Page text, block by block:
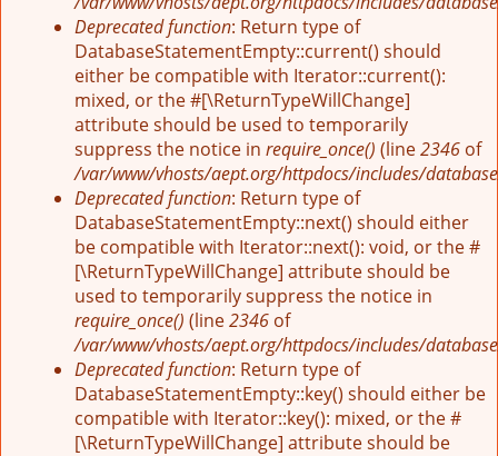
Deprecated function: Return type of
DatabaseStatementEmpty::current() should
either be compatible with Iterator::current():
mixed, or the #[\ReturnTypeWillChange]
attribute should be used to temporarily
suppress the notice in require_once() (line2346 of
/var/www/vhosts/aept.org/httpdocs/includes/
Deprecated function: Return type of
DatabaseStatementEmpty::next() should either
be compatible with Iterator::next(): void, or the #
[\ReturnTypeWillChange] attribute should be
used to temporarily suppress the notice in
require_once() (line2346 of
/var/www/vhosts/aept.org/httpdocs/includes/
Deprecated function: Return type of
DatabaseStatementEmpty::key() should either be
compatible with Iterator::key(): mixed, or the #
[\ReturnTypeWillChange] attribute should be